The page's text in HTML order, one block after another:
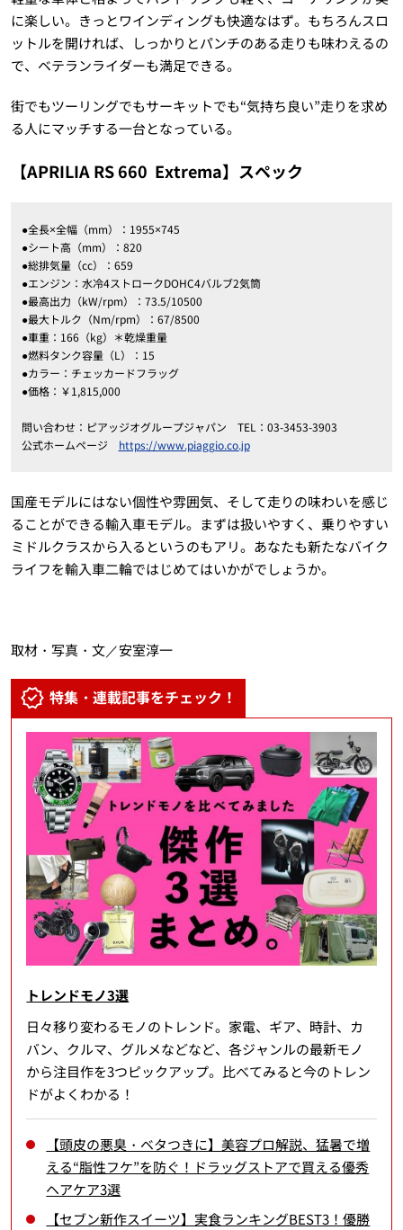
に楽しい。きっとワインディングも快適なはず。もちろんスロ
ットルを開ければ、しっかりとパンチのある走りも味わえるの
で、ベテランライダーも満足できる。
街でもツーリングでもサーキットでも“気持ち良い”走りを求め
る人にマッチする一台となっている。
【APRILIA RS 660 Extrema】スペック
●全長×全幅（mm）：1955×745
●シート高（mm）：820
●総排気量（cc）：659
●エンジン：水冷4ストロークDOHC4バルブ2気筒
●最高出力（kW/rpm）：73.5/10500
●最大トルク（Nm/rpm）：67/8500
●車重：166（kg）＊乾燥重量
●燃料タンク容量（L）：15
●カラー：チェッカードフラッグ
●価格：￥1,815,000
問い合わせ：ピアッジオグループジャパン TEL：03-3453-3903
公式ホームページ https://www.piaggio.co.jp
国産モデルにはない個性や雰囲気、そして走りの味わいを感じ
ることができる輸入車モデル。まずは扱いやすく、乗りやすい
ミドルクラスから入るというのもアリ。あなたも新たなバイク
ライフを輸入車二輪ではじめてはいかがでしょうか。
取材・写真・文／安室淳一
特集・連載記事をチェック！
トレンドモノ3選
日々移り変わるモノのトレンド。家電、ギア、時計、カ
バン、クルマ、グルメなどなど、各ジャンルの最新モノ
から注目作を3つピックアップ。比べてみると今のトレン
ドがよくわかる！
【頭皮の悪臭・ベタつきに】美容プロ解説、猛暑で増
える“脂性フケ”を防ぐ！ドラッグストアで買える優秀
ヘアケア3選
【セブン新作スイーツ】実食ランキングBEST3！優勝